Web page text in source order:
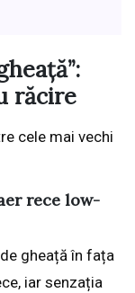
răcire
cele mai vechi
rece low-
gheață în fața
iar senzația